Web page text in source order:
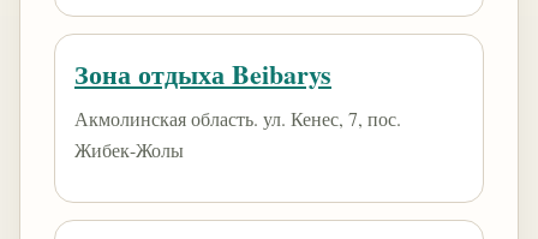
Зона отдыха Beibarys
Акмолинская область. ​ул. Кенес, 7​, пос.
Жибек-Жолы